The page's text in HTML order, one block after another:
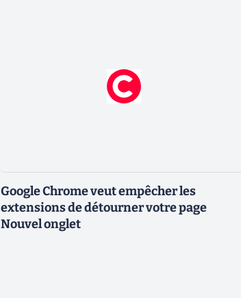
Google Chrome veut empêcher les
extensions de détourner votre page
Nouvel onglet